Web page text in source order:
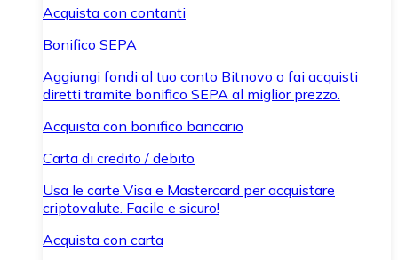
Acquista con contanti
Bonifico SEPA
Aggiungi fondi al tuo conto Bitnovo o fai acquisti
diretti tramite bonifico SEPA al miglior prezzo.
Acquista con bonifico bancario
Carta di credito / debito
Usa le carte Visa e Mastercard per acquistare
criptovalute. Facile e sicuro!
Acquista con carta